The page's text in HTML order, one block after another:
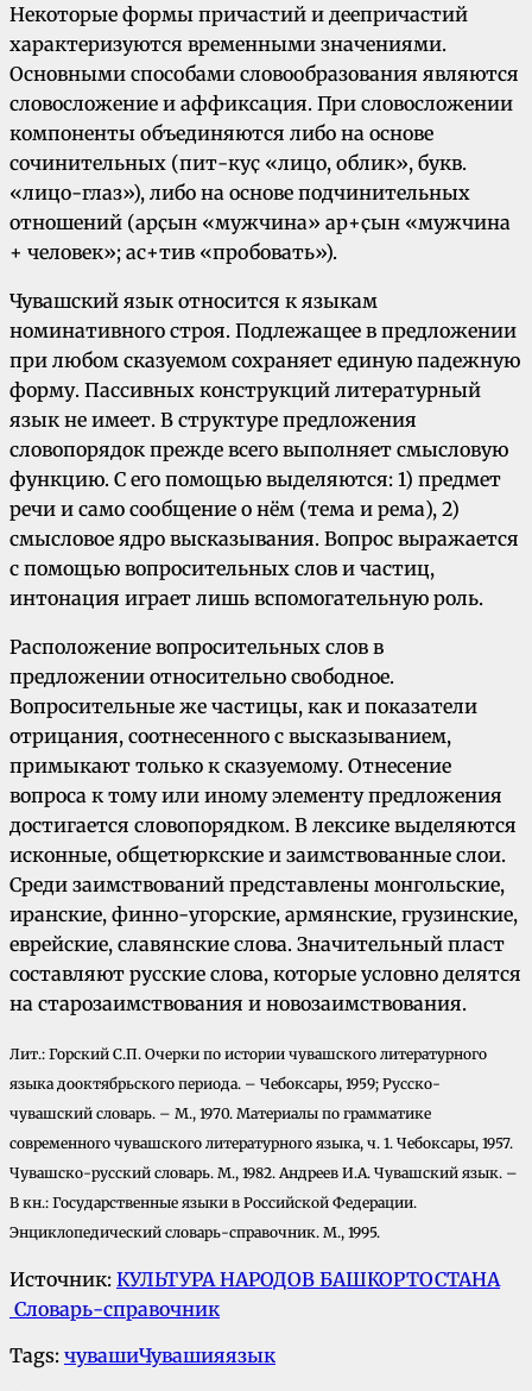
Некоторые формы причастий и деепричастий
характеризуются временными значениями.
Основными способами словообразования являются
словосложение и аффиксация. При словосложении
компоненты объединяются либо на основе
сочинительных (пит-куҫ «лицо, облик», букв.
«лицо-глаз»), либо на основе подчинительных
отношений (арҫын «мужчина» ар+ҫын «мужчина
+ человек»; ас+тив «пробовать»).
Чувашский язык относится к языкам
номинативного строя. Подлежащее в предложении
при любом сказуемом сохраняет единую падежную
форму. Пассивных конструкций литературный
язык не имеет. В структуре предложения
словопорядок прежде всего выполняет смысловую
функцию. С его помощью выделяются: 1) предмет
речи и само сообщение о нём (тема и рема), 2)
смысловое ядро высказывания. Вопрос выражается
с помощью вопросительных слов и частиц,
интонация играет лишь вспомогательную роль.
Расположение вопросительных слов в
предложении относительно свободное.
Вопросительные же частицы, как и показатели
отрицания, соотнесенного с высказыванием,
примыкают только к сказуемому. Отнесение
вопроса к тому или иному элементу предложения
достигается словопорядком. В лексике выделяются
исконные, общетюркские и заимствованные слои.
Среди заимствований представлены монгольские,
иранские, финно-угорские, армянские, грузинские,
еврейские, славянские слова. Значительный пласт
составляют русские слова, которые условно делятся
на старозаимствования и новозаимствования.
Лит.: Горский С.П. Очерки по истории чувашского литературного
языка дооктябрьского периода. – Чебоксары, 1959; Русско-
чувашский словарь. – М., 1970. Материалы по грамматике
современного чувашского литературного языка, ч. 1. Чебоксары, 1957.
Чувашско-русский словарь. М., 1982. Андреев И.А. Чувашский язык. –
В кн.: Государственные языки в Российской Федерации.
Энциклопедический словарь-справочник. М., 1995.
Источник: КУЛЬТУРА НАРОДОВ БАШКОРТОСТАНА
Словарь-справочник
Tags: чувашиЧувашияязык